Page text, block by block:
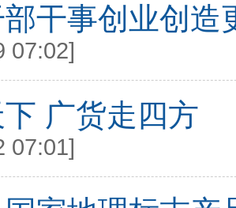
干事创业创造
07:02]
广货走四方
07:01]